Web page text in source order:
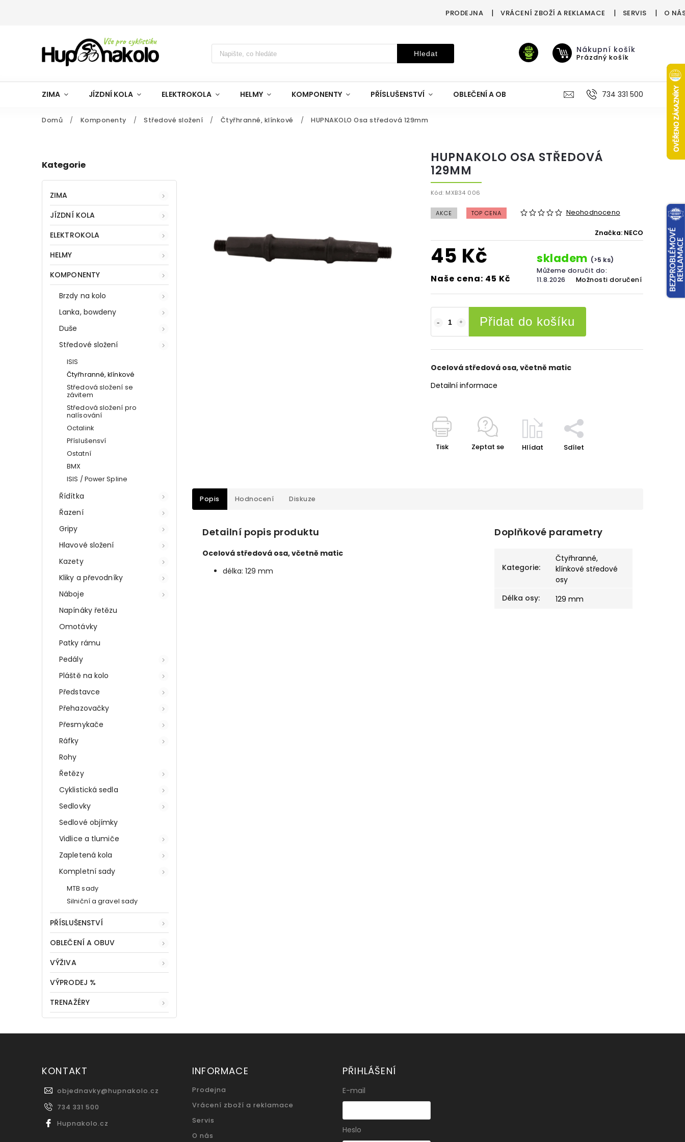
PRODEJNA VRÁCENÍ ZBOŽÍ A REKLAMACE SERVIS O
Hledat Nákupní košík
Prázdný košík
ZIMA JÍZDNÍ KOLA ELEKTROKOLA HELMY KOMPONENTY PŘÍSLUŠENSTVÍ OBLEČENÍ A OBUV VÝŽIVA VÝPRODEJ %
734 331 500
Domů / Komponenty / Středové složení / Čtyřhranné, klínkové / HUPNAKOLO Osa středová 129mm
Kategorie
ZIMA
JÍZDNÍ KOLA
ELEKTROKOLA
HELMY
KOMPONENTY
Brzdy na kolo
Lanka, bowdeny
Duše
Středové složení
ISIS
Čtyřhranné, klínkové
Středová složení se
závitem
Středová složení pro
nalísování
Octalink
Příslušensví
Ostatní
BMX
ISIS / Power Spline
Řídítka
Řazení
Gripy
Hlavové složení
Kazety
Kliky a převodníky
Náboje
Napínáky řetězu
Omotávky
Patky rámu
Pedály
Pláště na kolo
Představce
Přehazovačky
Přesmykače
Ráfky
Rohy
Řetězy
Cyklistická sedla
Sedlovky
Sedlové objímky
Vidlice a tlumiče
Zapletená kola
Kompletní sady
MTB sady
Silniční a gravel sady
PŘÍSLUŠENSTVÍ
OBLEČENÍ A OBUV
VÝŽIVA
VÝPRODEJ %
TRENAŽÉRY
HUPNAKOLO OSA STŘEDOVÁ
129MM
Kód: MXB34 006
AKCE TOP CENA Neohodnoceno
Značka: NECO
45 Kč
Naše cena: 45 Kč
skladem (>5 ks)
Můžeme doručit do:
11.8.2026
Možnosti doručení
Přidat do košíku
Ocelová středová osa, včetně matic
Detailní informace
Tisk Zeptat se Hlídat Sdílet
Popis Hodnocení Diskuze
Detailní popis produktu
Ocelová středová osa, včetně matic
délka: 129 mm
Doplňkové parametry
Kategorie:
Čtyřhranné,
klínkové středové
osy
Délka osy: 129 mm
KONTAKT
objednavky@hupnakolo.cz
734 331 500
Hupnakolo.cz
INFORMACE
Prodejna
Vrácení zboží a reklamace
Servis
O nás
PŘIHLÁŠENÍ
E-mail
Heslo